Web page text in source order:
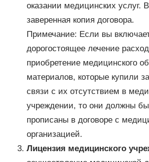
оказании медицинских услуг.
заверенная копия договора.
Примечание: Если вы
дорогостоящее лечение
приобретение медицинского
материалов, которые купили
связи с их отсутствием в
учреждении, то они должны
прописаны в договоре с
организацией.
Лицензия медицинского